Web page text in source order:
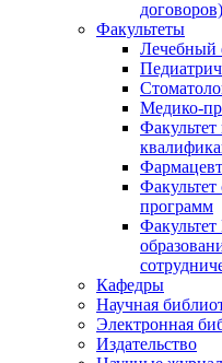
договоров)
Факультеты
Лечебный
Медико-
Факультет
программ
Кафедры
Научная
Электронная
Издательство